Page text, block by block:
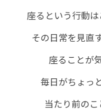
座るという行動は
その日常を見直
座ることが
毎日がちょっ
当たり前のこ